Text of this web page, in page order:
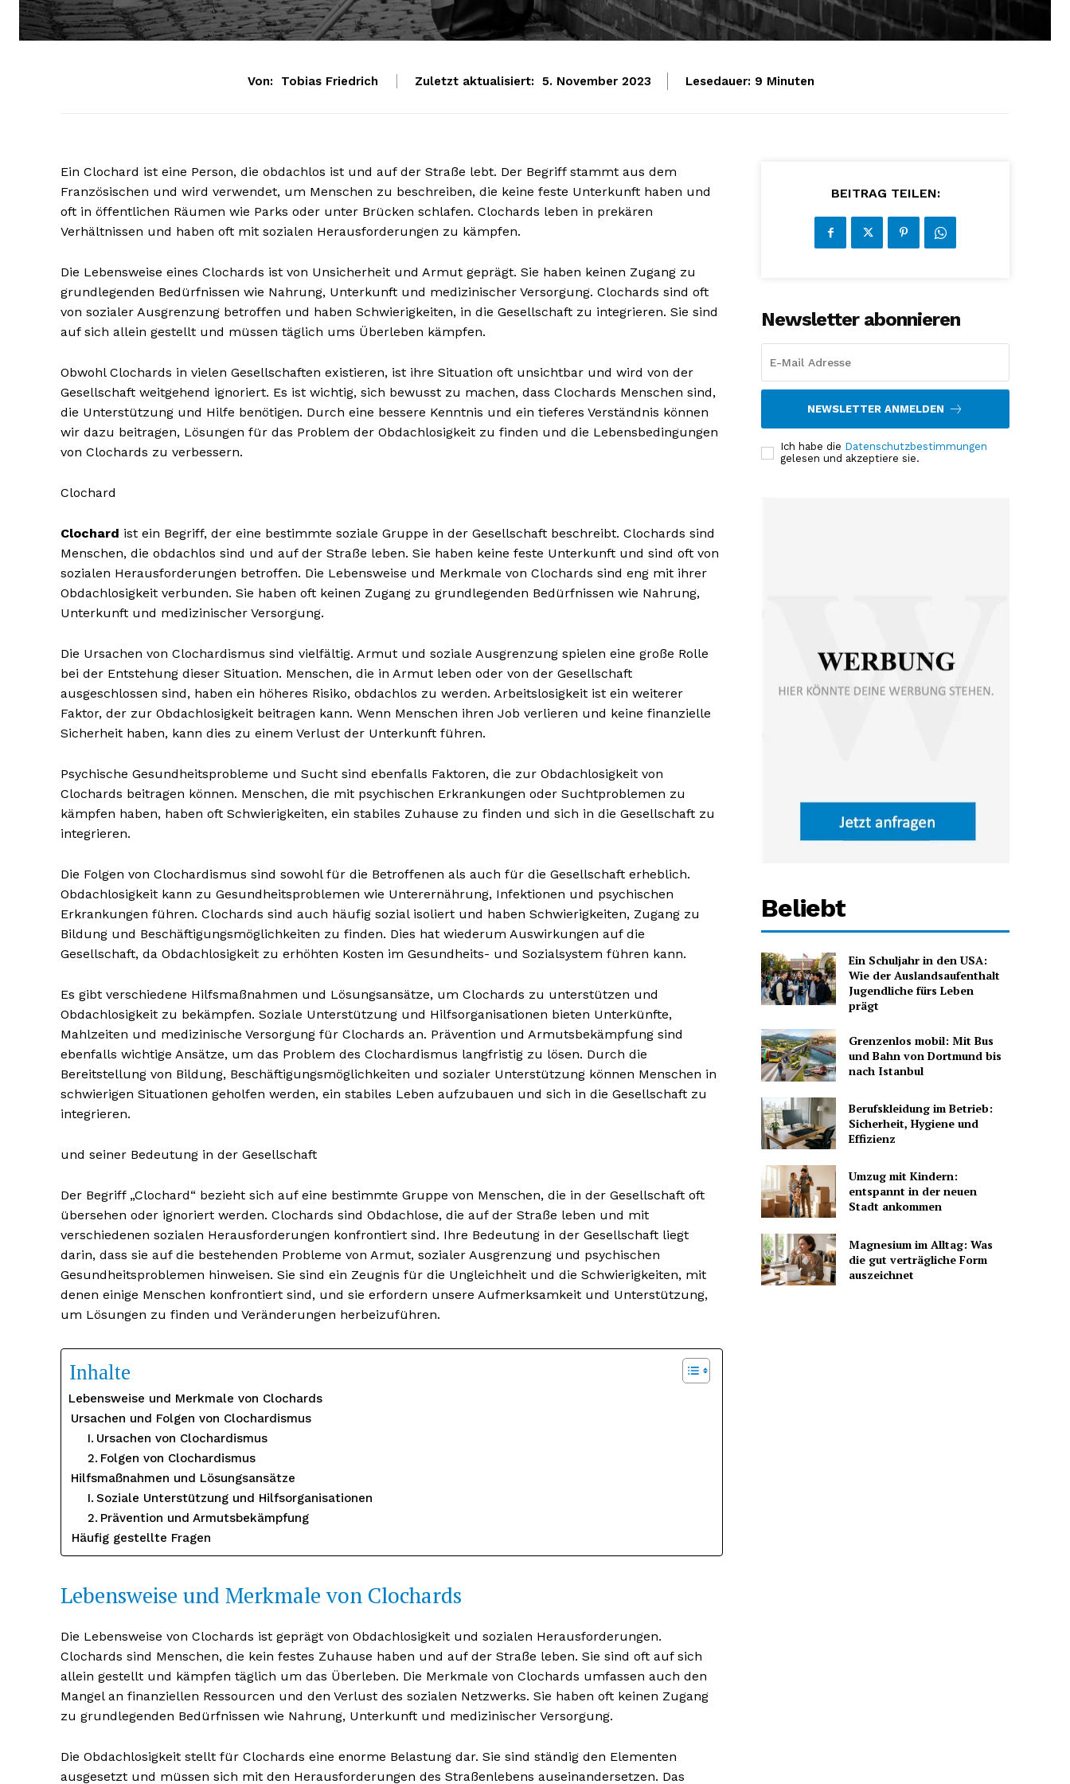
Erhalte unseren
kostenlosen
NEWSLETTER ABONNIEREN
Inhalte
Von: Tobias Friedrich Zuletzt aktualisiert: 5. November 2023 Lesedauer: 9 Minuten
Ein Clochard ist eine Person, die obdachlos ist und auf der Straße lebt. Der Begriff stammt aus dem
Französischen und wird verwendet, um Menschen zu beschreiben, die keine feste Unterkunft haben und
oft in öffentlichen Räumen wie Parks oder unter Brücken schlafen. Clochards leben in prekären
Verhältnissen und haben oft mit sozialen Herausforderungen zu kämpfen.
Die Lebensweise eines Clochards ist von Unsicherheit und Armut geprägt. Sie haben keinen Zugang zu
grundlegenden Bedürfnissen wie Nahrung, Unterkunft und medizinischer Versorgung. Clochards sind oft
von sozialer Ausgrenzung betroffen und haben Schwierigkeiten, in die Gesellschaft zu integrieren. Sie sind
auf sich allein gestellt und müssen täglich ums Überleben kämpfen.
Obwohl Clochards in vielen Gesellschaften existieren, ist ihre Situation oft unsichtbar und wird von der
Gesellschaft weitgehend ignoriert. Es ist wichtig, sich bewusst zu machen, dass Clochards Menschen sind,
die Unterstützung und Hilfe benötigen. Durch eine bessere Kenntnis und ein tieferes Verständnis können
wir dazu beitragen, Lösungen für das Problem der Obdachlosigkeit zu finden und die Lebensbedingungen
von Clochards zu verbessern.
Clochard
Clochard ist ein Begriff, der eine bestimmte soziale Gruppe in der Gesellschaft beschreibt. Clochards sind
Menschen, die obdachlos sind und auf der Straße leben. Sie haben keine feste Unterkunft und sind oft von
sozialen Herausforderungen betroffen. Die Lebensweise und Merkmale von Clochards sind eng mit ihrer
Obdachlosigkeit verbunden. Sie haben oft keinen Zugang zu grundlegenden Bedürfnissen wie Nahrung,
Unterkunft und medizinischer Versorgung.
Die Ursachen von Clochardismus sind vielfältig. Armut und soziale Ausgrenzung spielen eine große Rolle
bei der Entstehung dieser Situation. Menschen, die in Armut leben oder von der Gesellschaft
ausgeschlossen sind, haben ein höheres Risiko, obdachlos zu werden. Arbeitslosigkeit ist ein weiterer
Faktor, der zur Obdachlosigkeit beitragen kann. Wenn Menschen ihren Job verlieren und keine finanzielle
Sicherheit haben, kann dies zu einem Verlust der Unterkunft führen.
Psychische Gesundheitsprobleme und Sucht sind ebenfalls Faktoren, die zur Obdachlosigkeit von
Clochards beitragen können. Menschen, die mit psychischen Erkrankungen oder Suchtproblemen zu
kämpfen haben, haben oft Schwierigkeiten, ein stabiles Zuhause zu finden und sich in die Gesellschaft zu
integrieren.
Die Folgen von Clochardismus sind sowohl für die Betroffenen als auch für die Gesellschaft erheblich.
Obdachlosigkeit kann zu Gesundheitsproblemen wie Unterernährung, Infektionen und psychischen
Erkrankungen führen. Clochards sind auch häufig sozial isoliert und haben Schwierigkeiten, Zugang zu
Bildung und Beschäftigungsmöglichkeiten zu finden. Dies hat wiederum Auswirkungen auf die
Gesellschaft, da Obdachlosigkeit zu erhöhten Kosten im Gesundheits- und Sozialsystem führen kann.
Es gibt verschiedene Hilfsmaßnahmen und Lösungsansätze, um Clochards zu unterstützen und
Obdachlosigkeit zu bekämpfen. Soziale Unterstützung und Hilfsorganisationen bieten Unterkünfte,
Mahlzeiten und medizinische Versorgung für Clochards an. Prävention und Armutsbekämpfung sind
ebenfalls wichtige Ansätze, um das Problem des Clochardismus langfristig zu lösen. Durch die
Bereitstellung von Bildung, Beschäftigungsmöglichkeiten und sozialer Unterstützung können Menschen in
schwierigen Situationen geholfen werden, ein stabiles Leben aufzubauen und sich in die Gesellschaft zu
integrieren.
und seiner Bedeutung in der Gesellschaft
Der Begriff „Clochard“ bezieht sich auf eine bestimmte Gruppe von Menschen, die in der Gesellschaft oft
übersehen oder ignoriert werden. Clochards sind Obdachlose, die auf der Straße leben und mit
verschiedenen sozialen Herausforderungen konfrontiert sind. Ihre Bedeutung in der Gesellschaft liegt
darin, dass sie auf die bestehenden Probleme von Armut, sozialer Ausgrenzung und psychischen
Gesundheitsproblemen hinweisen. Sie sind ein Zeugnis für die Ungleichheit und die Schwierigkeiten, mit
denen einige Menschen konfrontiert sind, und sie erfordern unsere Aufmerksamkeit und Unterstützung,
um Lösungen zu finden und Veränderungen herbeizuführen.
Inhalte
Lebensweise und Merkmale von Clochards
Ursachen und Folgen von Clochardismus
Ursachen von Clochardismus
Folgen von Clochardismus
Hilfsmaßnahmen und Lösungsansätze
Soziale Unterstützung und Hilfsorganisationen
Prävention und Armutsbekämpfung
Häufig gestellte Fragen
Lebensweise und Merkmale von Clochards
Die Lebensweise von Clochards ist geprägt von Obdachlosigkeit und sozialen Herausforderungen.
Clochards sind Menschen, die kein festes Zuhause haben und auf der Straße leben. Sie sind oft auf sich
allein gestellt und kämpfen täglich um das Überleben. Die Merkmale von Clochards umfassen auch den
Mangel an finanziellen Ressourcen und den Verlust des sozialen Netzwerks. Sie haben oft keinen Zugang
zu grundlegenden Bedürfnissen wie Nahrung, Unterkunft und medizinischer Versorgung.
Die Obdachlosigkeit stellt für Clochards eine enorme Belastung dar. Sie sind ständig den Elementen
ausgesetzt und müssen sich mit den Herausforderungen des Straßenlebens auseinandersetzen. Das
BEITRAG TEILEN:
Newsletter abonnieren
NEWSLETTER ANMELDEN
Ich habe die Datenschutzbestimmungen
gelesen und akzeptiere sie.
Beliebt
Ein Schuljahr in den USA:
Wie der Auslandsaufenthalt
Jugendliche fürs Leben
prägt
Grenzenlos mobil: Mit Bus
und Bahn von Dortmund bis
nach Istanbul
Berufskleidung im Betrieb:
Sicherheit, Hygiene und
Effizienz
Umzug mit Kindern:
entspannt in der neuen
Stadt ankommen
Magnesium im Alltag: Was
die gut verträgliche Form
auszeichnet